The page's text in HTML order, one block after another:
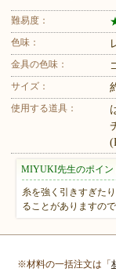
難易度：
色味：
金具の色味：
サイズ：
使用する道具：
MIYUKI先生のポイン
糸を強く引きすぎた
ることがありますの
※材料の一括注文は「